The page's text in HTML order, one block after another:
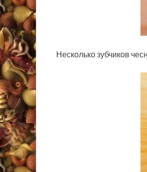
Несколько зубчиков